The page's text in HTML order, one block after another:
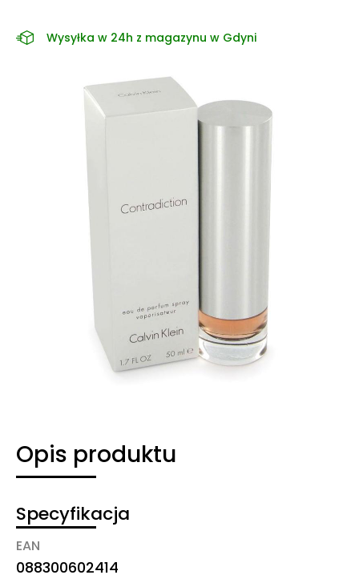
Opis produktu
Specyfikacja
EAN
088300602414
Wysyłka w 24h z magazynu w Gdyni